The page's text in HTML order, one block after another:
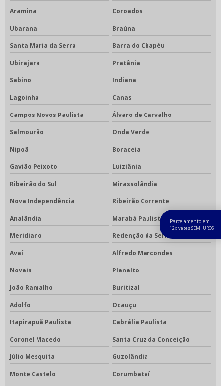
Aramina Coroados
Ubarana Braúna
Santa Maria da Serra Barra do Chapéu
Ubirajara Pratânia
Sabino Indiana
Lagoinha Canas
Campos Novos Paulista Álvaro de Carvalho
Salmourão Onda Verde
Nipoã Boraceia
Gavião Peixoto Luiziânia
Ribeirão do Sul Mirassolândia
Nova Independência Ribeirão Corrente
Analândia Marabá Paulista
Meridiano Redenção da Serra
Avaí Alfredo Marcondes
Novais Planalto
João Ramalho Buritizal
Adolfo Ocauçu
Itapirapuã Paulista Cabrália Paulista
Coronel Macedo Santa Cruz da Conceição
Júlio Mesquita Guzolândia
Monte Castelo Corumbataí
Parcelamento em
12x vezes SEM JUROS